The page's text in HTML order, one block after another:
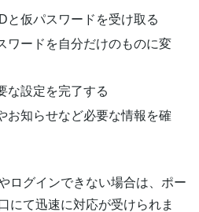
と仮パスワードを受け取る
ワードを自分だけのものに変
な設定を完了する
お知らせなど必要な情報を確
ログインできない場合は、ポー
にて迅速に対応が受けられま